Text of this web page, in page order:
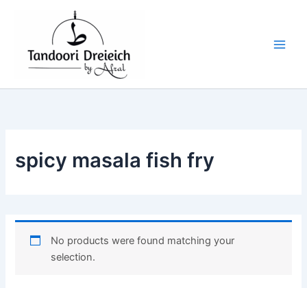
f
spicy masala fish fry
No products were found matching your
selection.